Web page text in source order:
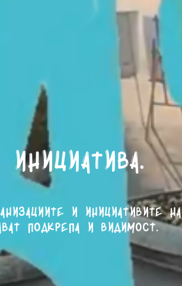
и инициативите на
подкрепа и видимост.